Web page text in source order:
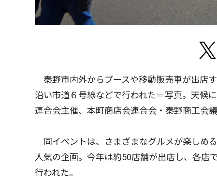
秦野市内外からブースや移動販売車が出店
沿い市道６号線などで行われた＝写真。天候
連合会主催、本町商店会連合会・秦野商工会
同イベントは、さまざまなグルメが楽しめ
人気の企画。今年は約50店舗が出店し、各店
行われた。